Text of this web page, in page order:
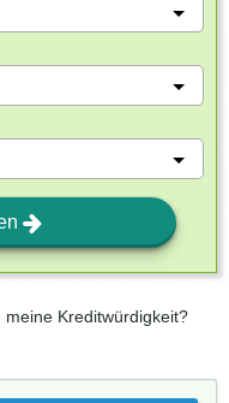
Kreditwürdigkeit?